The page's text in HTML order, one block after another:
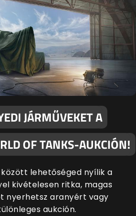
JÁRMŰVEKET A
OF TANKS-AUKCIÓN!
között lehetőséged nyílik a
kivételesen ritka, magas
nyerhetsz aranyért vagy
aukción.